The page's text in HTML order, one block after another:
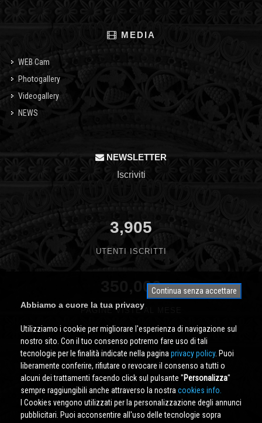
MEDIA
WEB Cam
Photogallery
Videogallery
NEWS
NEWSLETTER
Iscriviti
3,905
UTENTI ISCRITTI
350,000
PAGINE VISTE AL MESE
Continua senza accettare
Abbiamo a cuore la tua privacy
Utilizziamo i cookie per migliorare l'esperienza di navigazione sul
nostro sito. Con il tuo consenso potremo fare uso di tali
tecnologie per le finalità indicate nella pagina privacy policy. Puoi
liberamente conferire, rifiutare o revocare il consenso a tutti o
alcuni dei trattamenti facendo click sul pulsante ''Personalizza''
sempre raggiungibili anche attraverso la nostra cookies info.
I Cookies vengono utilizzati per la personalizzazione degli annunci
pubblicitari. Puoi acconsentire all'uso delle tecnologie sopra